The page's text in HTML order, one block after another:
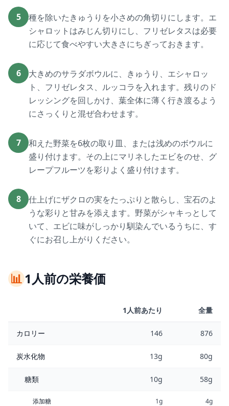
5
種を除いたきゅうりを小さめの角切りにします。エ
シャロットはみじん切りにし、フリゼレタスは必要
に応じて食べやすい大きさにちぎっておきます。
6
大きめのサラダボウルに、きゅうり、エシャロッ
ト、フリゼレタス、ルッコラを入れます。残りのド
レッシングを回しかけ、葉全体に薄く行き渡るよう
にさっくりと混ぜ合わせます。
7
和えた野菜を6枚の取り皿、または浅めのボウルに
盛り付けます。その上にマリネしたエビをのせ、グ
レープフルーツを彩りよく盛り付けます。
8
仕上げにザクロの実をたっぷりと散らし、宝石のよ
うな彩りと甘みを添えます。野菜がシャキっとして
いて、エビに味がしっかり馴染んでいるうちに、す
ぐにお召し上がりください。
📊1人前の栄養価
1人前あたり 全量
カロリー 146 876
炭水化物 13g 80g
糖類 10g 58g
添加糖 1g 4g